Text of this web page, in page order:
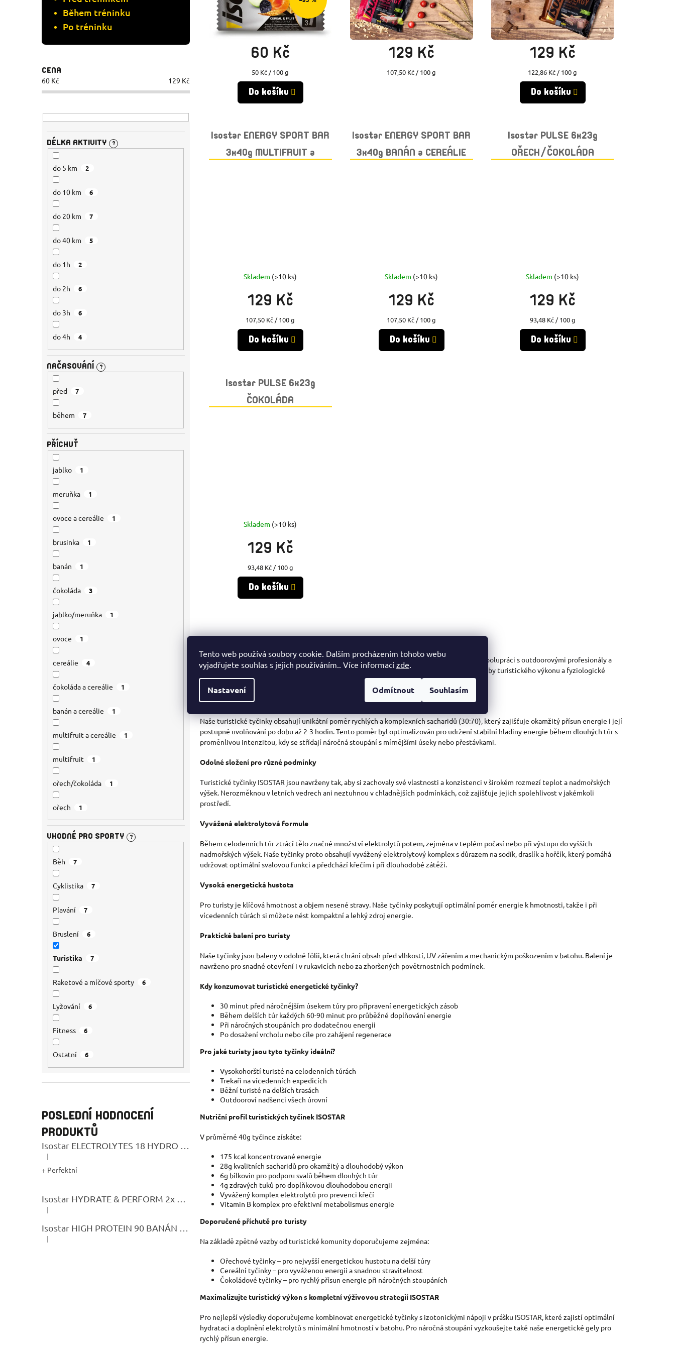
Tento web používá soubory cookie. Dalším procházením tohoto webu
vyjadřujete souhlas s jejich používáním.. Více informací zde.
Nastavení Odmítnout Souhlasím
Během tréninku
Po tréninku
CENA
60 Kč 129 Kč
DÉLKA AKTIVITY ?
do 5 km 2
do 10 km 6
do 20 km 7
do 40 km 5
do 1h 2
do 2h 6
do 3h 6
do 4h 4
NAČASOVÁNÍ ?
před 7
během 7
PŘÍCHUŤ
jablko 1
meruňka 1
ovoce a cereálie 1
brusinka 1
banán 1
čokoláda 3
jablko/meruňka 1
ovoce 1
cereálie 4
čokoláda a cereálie 1
banán a cereálie 1
multifruit a cereálie 1
multifruit 1
ořech/čokoláda 1
ořech 1
VHODNÉ PRO SPORTY ?
Běh 7
Cyklistika 7
Plavání 7
Bruslení 6
Turistika 7
Raketové a míčové sporty 6
Lyžování 6
Fitness 6
Ostatní 6
POSLEDNÍ HODNOCENÍ
PRODUKTŮ
Hodnocení produktu je 5 z 5 hvězdiček.
|
+ Perfektní
Hodnocení produktu je 5 z 5 hvězdiček.
|
Hodnocení produktu je 5 z 5 hvězdiček.
|
Ů
Skladem(9 ks)
60 Kč
Měrná
cena:
50 Kč / 100 g
Do košíku
Momentálně vyprodáno
129 Kč
Měrná
107,50 Kč / 100 g
Skladem(>10 ks)
129 Kč
Měrná
cena:
122,86 Kč / 100 g
Do košíku
Isostar ENERGY SPORT BAR
3x40g MULTIFRUIT a
Skladem (>10 ks)
129 Kč
Měrná
cena:
107,50 Kč / 100 g
Do košíku
Isostar ENERGY SPORT BAR
3x40g BANÁN a CEREÁLIE
Skladem (>10 ks)
129 Kč
Měrná
cena:
107,50 Kč / 100 g
Do košíku
Isostar PULSE 6x23g
OŘECH/ČOKOLÁDA
Skladem (>10 ks)
129 Kč
Měrná
cena:
93,48 Kč / 100 g
Do košíku
Isostar PULSE 6x23g
ČOKOLÁDA
Skladem (>10 ks)
129 Kč
Měrná
cena:
93,48 Kč / 100 g
Do košíku
O
L
Á
D
A
C
Í
R
V
V
Ý
S
Energetické tyčinky ISOSTAR pro turistiku představují vrchol sportovní výživy vyvinutý ve spolupráci s outdoorovými profesionály a
sportovními nutričními specialisty. Každá tyčinka je navržena s ohledem na specifické potřeby turistického výkonu a fyziologické
procesy, které během dlouhých túr probíhají.
Vědecky podložené složení pro celodenní energii
Naše turistické tyčinky obsahují unikátní poměr rychlých a komplexních sacharidů (30:70), který zajišťuje okamžitý přísun energie i její
postupné uvolňování po dobu až 2-3 hodin. Tento poměr byl optimalizován pro udržení stabilní hladiny energie během dlouhých túr s
proměnlivou intenzitou, kdy se střídají náročná stoupání s mírnějšími úseky nebo přestávkami.
Odolné složení pro různé podmínky
Turistické tyčinky ISOSTAR jsou navrženy tak, aby si zachovaly své vlastnosti a konzistenci v širokém rozmezí teplot a nadmořských
výšek. Nerozměknou v letních vedrech ani neztuhnou v chladnějších podmínkách, což zajišťuje jejich spolehlivost v jakémkoli
prostředí.
Vyvážená elektrolytová formule
Během celodenních túr ztrácí tělo značné množství elektrolytů potem, zejména v teplém počasí nebo při výstupu do vyšších
nadmořských výšek. Naše tyčinky proto obsahují vyvážený elektrolytový komplex s důrazem na sodík, draslík a hořčík, který pomáhá
udržovat optimální svalovou funkci a předchází křečím i při dlouhodobé zátěži.
Vysoká energetická hustota
Pro turisty je klíčová hmotnost a objem nesené stravy. Naše tyčinky poskytují optimální poměr energie k hmotnosti, takže i při
vícedenních túrách si můžete nést kompaktní a lehký zdroj energie.
Praktické balení pro turisty
Naše tyčinky jsou baleny v odolné fólii, která chrání obsah před vlhkostí, UV zářením a mechanickým poškozením v batohu. Balení je
navrženo pro snadné otevření i v rukavicích nebo za zhoršených povětrnostních podmínek.
Kdy konzumovat turistické energetické tyčinky?
30 minut před náročnějším úsekem túry pro připravení energetických zásob
Během delších túr každých 60-90 minut pro průběžné doplňování energie
Při náročných stoupáních pro dodatečnou energii
Po dosažení vrcholu nebo cíle pro zahájení regenerace
Pro jaké turisty jsou tyto tyčinky ideální?
Vysokohorští turisté na celodenních túrách
Trekaři na vícedenních expedicích
Běžní turisté na delších trasách
Outdooroví nadšenci všech úrovní
Nutriční profil turistických tyčinek ISOSTAR
V průměrné 40g tyčince získáte:
175 kcal koncentrované energie
28g kvalitních sacharidů pro okamžitý a dlouhodobý výkon
6g bílkovin pro podporu svalů během dlouhých túr
4g zdravých tuků pro doplňkovou dlouhodobou energii
Vyvážený komplex elektrolytů pro prevenci křečí
Vitamin B komplex pro efektivní metabolismus energie
Doporučené příchutě pro turisty
Na základě zpětné vazby od turistické komunity doporučujeme zejména:
Ořechové tyčinky – pro nejvyšší energetickou hustotu na delší túry
Cereální tyčinky – pro vyváženou energii a snadnou stravitelnost
Čokoládové tyčinky – pro rychlý přísun energie při náročných stoupáních
Maximalizujte turistický výkon s kompletní výživovou strategií ISOSTAR
Pro nejlepší výsledky doporučujeme kombinovat energetické tyčinky s izotonickými nápoji v prášku ISOSTAR, které zajistí optimální
hydrataci a doplnění elektrolytů s minimální hmotností v batohu. Pro náročná stoupání vyzkoušejte také naše energetické gely pro
rychlý přísun energie.